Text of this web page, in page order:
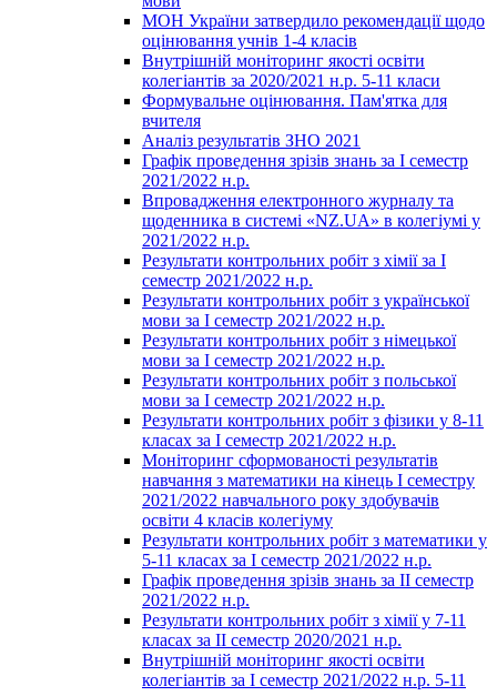
МОН України затвердило рекомендації щодо
оцінювання учнів 1-4 класів
Внутрішній моніторинг якості освіти
колегіантів за 2020/2021 н.р. 5-11 класи
Формувальне оцінювання. Пам'ятка для
вчителя
Аналіз результатів ЗНО 2021
Графік проведення зрізів знань за І семестр
2021/2022 н.р.
Впровадження електронного журналу та
щоденника в системі «NZ.UA» в колегіумі у
2021/2022 н.р.
Результати контрольних робіт з хімії за І
семестр 2021/2022 н.р.
Результати контрольних робіт з української
мови за І семестр 2021/2022 н.р.
Результати контрольних робіт з німецької
мови за І семестр 2021/2022 н.р.
Результати контрольних робіт з польської
мови за І семестр 2021/2022 н.р.
Результати контрольних робіт з фізики у 8-11
класах за І семестр 2021/2022 н.р.
Моніторинг сформованості результатів
навчання з математики на кінець І семестру
2021/2022 навчального року здобувачів
освіти 4 класів колегіуму
Результати контрольних робіт з математики у
5-11 класах за І семестр 2021/2022 н.р.
Графік проведення зрізів знань за ІІ семестр
2021/2022 н.р.
Результати контрольних робіт з хімії у 7-11
класах за ІІ семестр 2020/2021 н.р.
Внутрішній моніторинг якості освіти
колегіантів за І семестр 2021/2022 н.р. 5-11